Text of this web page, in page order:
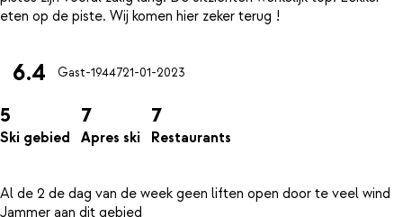
6.4 Gast-1944721-01-2023
5
Ski gebied
7
Apres ski
7
Restaurants
Al de 2 de dag van de week geen liften open door te veel wind